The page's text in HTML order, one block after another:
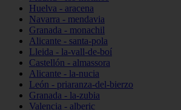
Huelva - aracena
Navarra - mendavia
Granada - monachil
Alicante - santa-pola
Lleida - la-vall-de-boí
Castellón - almassora
Alicante - la-nucia
León - priaranza-del-bierzo
Granada - la-zubia
Valencia - alberic